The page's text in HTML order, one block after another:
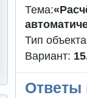
Тема:
Тип
Вариант:
Ответы